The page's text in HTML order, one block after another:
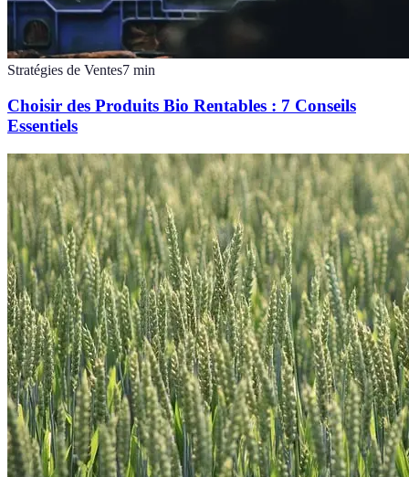
Stratégies de Ventes7 min
Choisir des Produits Bio Rentables : 7 Conseils
Essentiels